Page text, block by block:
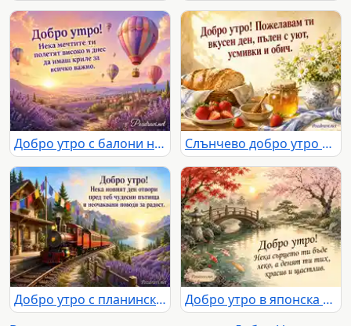
Добро утро с балони над лавандулова долина при златен изгрев Слънчево добро утро с хляб, ягоди, мед и маргаритки
Добро утро с планински влак, изгрев, езеро и лавандулови поля
Добро утро в японска градина с кои, мост и пожелание за красив ден